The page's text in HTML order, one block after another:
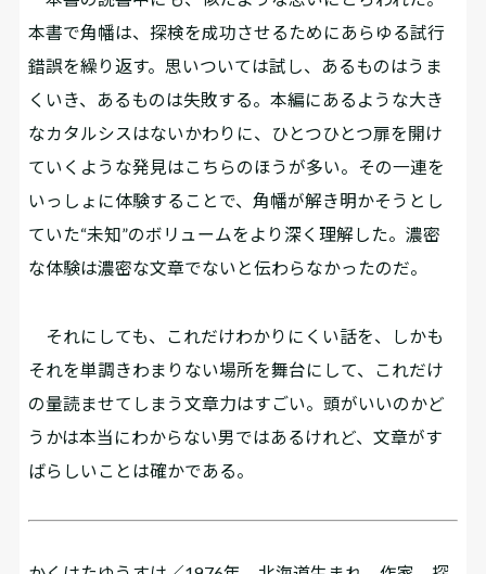
本書で角幡は、探検を成功させるためにあらゆる試行
錯誤を繰り返す。思いついては試し、あるものはうま
くいき、あるものは失敗する。本編にあるような大き
なカタルシスはないかわりに、ひとつひとつ扉を開け
ていくような発見はこちらのほうが多い。その一連を
いっしょに体験することで、角幡が解き明かそうとし
ていた“未知”のボリュームをより深く理解した。濃密
な体験は濃密な文章でないと伝わらなかったのだ。
それにしても、これだけわかりにくい話を、しかも
それを単調きわまりない場所を舞台にして、これだけ
の量読ませてしまう文章力はすごい。頭がいいのかど
うかは本当にわからない男ではあるけれど、文章がす
ばらしいことは確かである。